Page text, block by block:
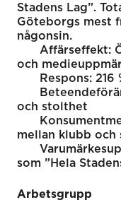
Stadens Lag”.
Göteborgs mest
någonsin.
Affärseffekt:
och
Respons:
och stolthet
mellan klubb och
som ”Hela
Arbetsgrupp